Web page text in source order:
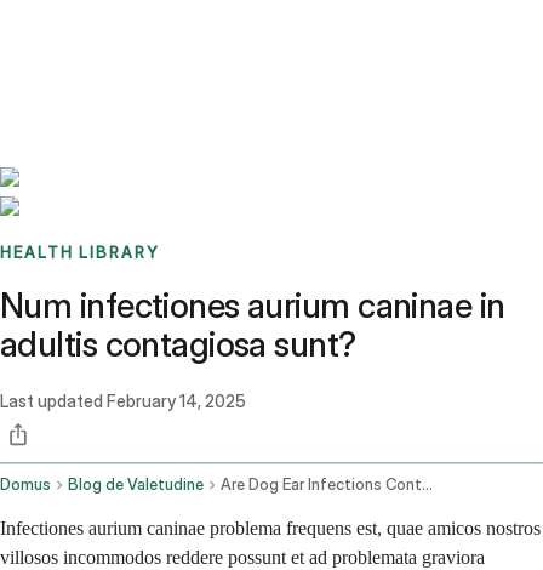
HEALTH LIBRARY
Num infectiones aurium caninae in
adultis contagiosa sunt?
Last updated February 14, 2025
Domus Blog de Valetudine Are Dog Ear Infections Contagious In Adults
Infectiones aurium caninae problema frequens est, quae amicos nostros
villosos incommodos reddere possunt et ad problemata graviora